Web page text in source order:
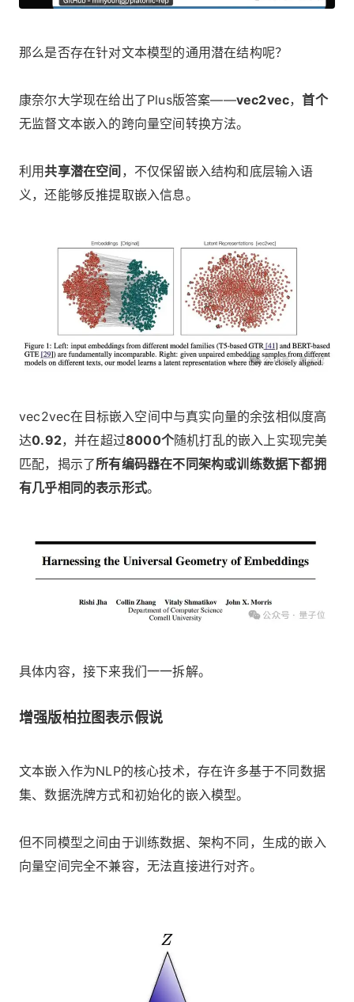
那么是否存在针对文本模型的通用潜在结构呢？
康奈尔大学现在给出了Plus版答案——vec2vec，首个
无监督文本嵌入的跨向量空间转换方法。
利用共享潜在空间 ，不仅保留嵌入结构和底层输入语
义，还能够反推提取嵌入信息。
vec2vec在目标嵌入空间中与真实向量的余弦相似度高
达0.92，并在超过8000个随机打乱的嵌入上实现完美
匹配，揭示了所有编码器在不同架构或训练数据下都拥
有几乎相同的表示形式。
具体内容，接下来我们一一拆解。
增强版柏拉图表示假说
文本嵌入作为NLP的核心技术，存在许多基于不同数据
集、数据洗牌方式和初始化的嵌入模型。
但不同模型之间由于训练数据、架构不同，生成的嵌入
向量空间完全不兼容，无法直接进行对齐。